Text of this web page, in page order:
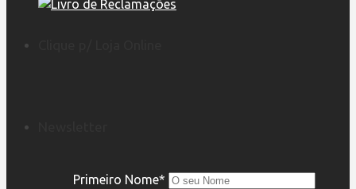
Primeiro Nome*